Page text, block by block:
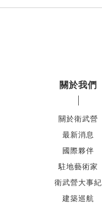
關於我們
關於衛武營
最新消息
國際夥伴
駐地藝術家
衛武營大事紀
建築巡航